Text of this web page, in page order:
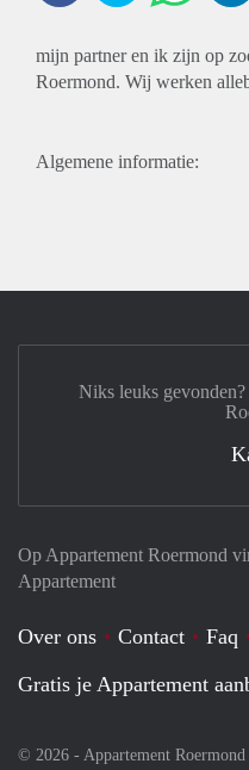
mijn partner en ik zijn op
Roermond. Wij werken
Algemene informatie:
Op Appartement Roermond
Appartement
Over ons Contact Faq
Gratis je Appartement
© 2026 - Appartement
Niks leuks